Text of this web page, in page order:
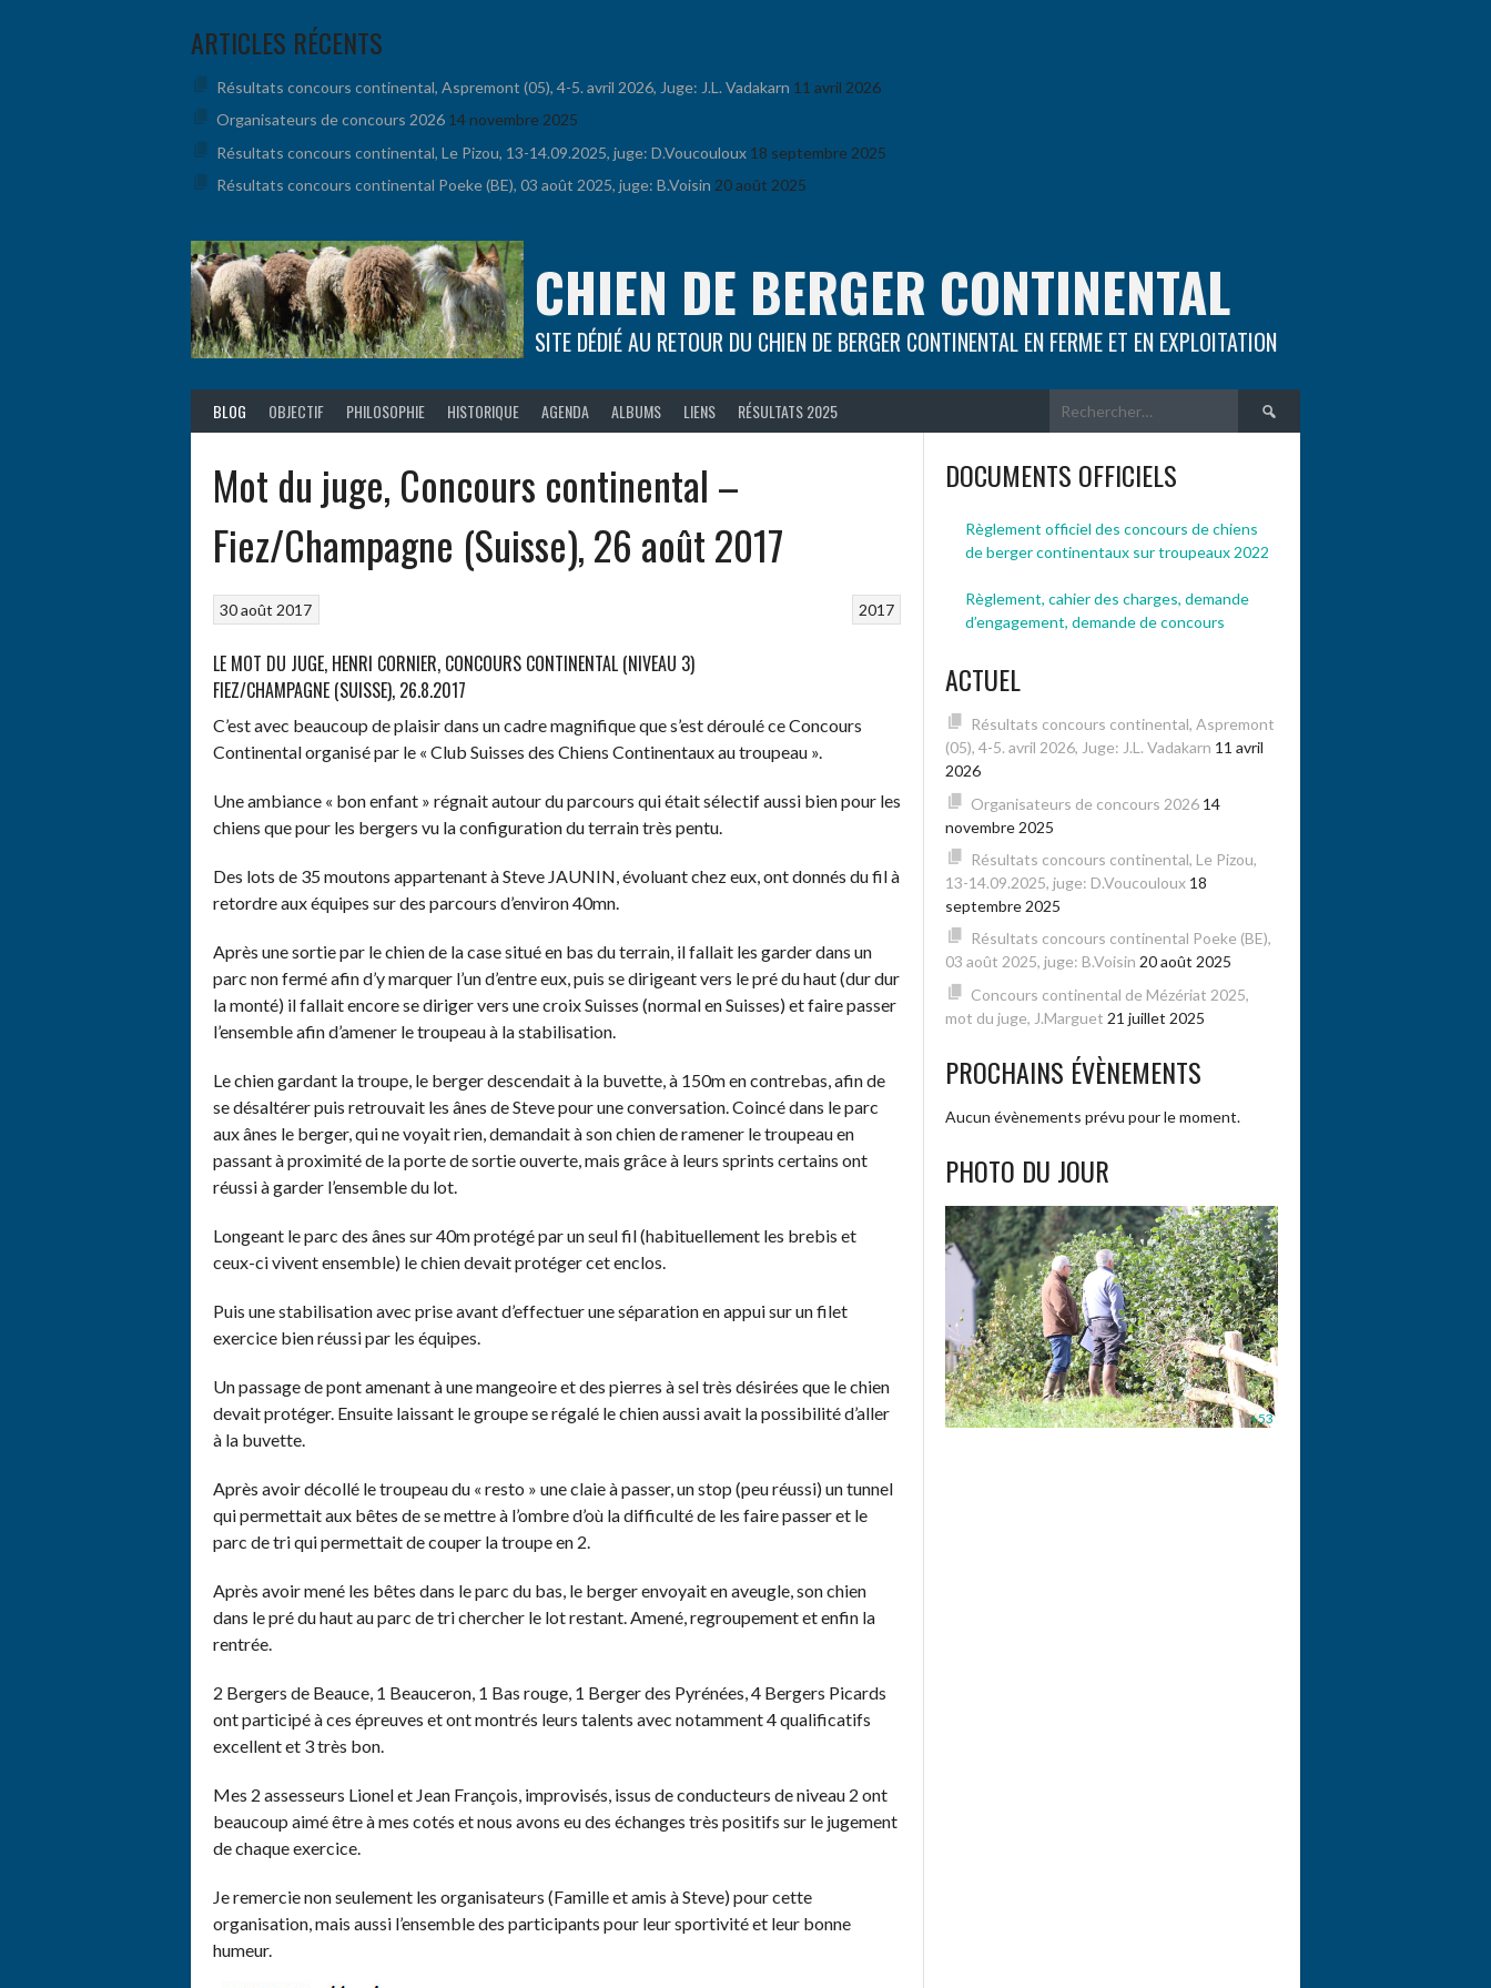
ARTICLES RÉCENTS
Résultats concours continental, Aspremont (05), 4-5. avril 2026, Juge: J.L. Vadakarn 11 avril 2026
Organisateurs de concours 2026 14 novembre 2025
Résultats concours continental, Le Pizou, 13-14.09.2025, juge: D.Voucouloux 18 septembre 2025
Résultats concours continental Poeke (BE), 03 août 2025, juge: B.Voisin 20 août 2025
CHIEN DE BERGER CONTINENTAL
SITE DÉDIÉ AU RETOUR DU CHIEN DE BERGER CONTINENTAL EN FERME ET EN EXPLOITATION
BLOG OBJECTIF PHILOSOPHIE HISTORIQUE AGENDA ALBUMS LIENS RÉSULTATS 2025 Rechercher :
Mot du juge, Concours continental –
Fiez/Champagne (Suisse), 26 août 2017
2017
30 août 2017
LE MOT DU JUGE, HENRI CORNIER, CONCOURS CONTINENTAL (NIVEAU 3)
FIEZ/CHAMPAGNE (SUISSE), 26.8.2017
C’est avec beaucoup de plaisir dans un cadre magnifique que s’est déroulé ce Concours
Continental organisé par le « Club Suisses des Chiens Continentaux au troupeau ».
Une ambiance « bon enfant » régnait autour du parcours qui était sélectif aussi bien pour les
chiens que pour les bergers vu la configuration du terrain très pentu.
Des lots de 35 moutons appartenant à Steve JAUNIN, évoluant chez eux, ont donnés du fil à
retordre aux équipes sur des parcours d’environ 40mn.
Après une sortie par le chien de la case situé en bas du terrain, il fallait les garder dans un
parc non fermé afin d’y marquer l’un d’entre eux, puis se dirigeant vers le pré du haut (dur dur
la monté) il fallait encore se diriger vers une croix Suisses (normal en Suisses) et faire passer
l’ensemble afin d’amener le troupeau à la stabilisation.
Le chien gardant la troupe, le berger descendait à la buvette, à 150m en contrebas, afin de
se désaltérer puis retrouvait les ânes de Steve pour une conversation. Coincé dans le parc
aux ânes le berger, qui ne voyait rien, demandait à son chien de ramener le troupeau en
passant à proximité de la porte de sortie ouverte, mais grâce à leurs sprints certains ont
réussi à garder l’ensemble du lot.
Longeant le parc des ânes sur 40m protégé par un seul fil (habituellement les brebis et
ceux-ci vivent ensemble) le chien devait protéger cet enclos.
Puis une stabilisation avec prise avant d’effectuer une séparation en appui sur un filet
exercice bien réussi par les équipes.
Un passage de pont amenant à une mangeoire et des pierres à sel très désirées que le chien
devait protéger. Ensuite laissant le groupe se régalé le chien aussi avait la possibilité d’aller
à la buvette.
Après avoir décollé le troupeau du « resto » une claie à passer, un stop (peu réussi) un tunnel
qui permettait aux bêtes de se mettre à l’ombre d’où la difficulté de les faire passer et le
parc de tri qui permettait de couper la troupe en 2.
Après avoir mené les bêtes dans le parc du bas, le berger envoyait en aveugle, son chien
dans le pré du haut au parc de tri chercher le lot restant. Amené, regroupement et enfin la
rentrée.
2 Bergers de Beauce, 1 Beauceron, 1 Bas rouge, 1 Berger des Pyrénées, 4 Bergers Picards
ont participé à ces épreuves et ont montrés leurs talents avec notamment 4 qualificatifs
excellent et 3 très bon.
Mes 2 assesseurs Lionel et Jean François, improvisés, issus de conducteurs de niveau 2 ont
beaucoup aimé être à mes cotés et nous avons eu des échanges très positifs sur le jugement
de chaque exercice.
Je remercie non seulement les organisateurs (Famille et amis à Steve) pour cette
organisation, mais aussi l’ensemble des participants pour leur sportivité et leur bonne
humeur.
DOCUMENTS OFFICIELS
Règlement officiel des concours de chiens
de berger continentaux sur troupeaux 2022
Règlement, cahier des charges, demande
d’engagement, demande de concours
ACTUEL
Résultats concours continental, Aspremont
(05), 4-5. avril 2026, Juge: J.L. Vadakarn 11 avril
2026
Organisateurs de concours 2026 14
novembre 2025
Résultats concours continental, Le Pizou,
13-14.09.2025, juge: D.Voucouloux 18
septembre 2025
Résultats concours continental Poeke (BE),
03 août 2025, juge: B.Voisin 20 août 2025
Concours continental de Mézériat 2025,
mot du juge, J.Marguet 21 juillet 2025
PROCHAINS ÉVÈNEMENTS
Aucun évènements prévu pour le moment.
PHOTO DU JOUR
+53